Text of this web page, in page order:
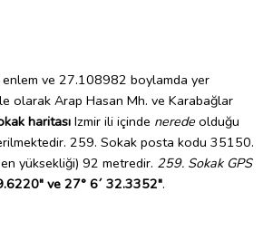
ve 27.108982 boylamda yer
olarak Arap Hasan Mh. ve Karabağlar
haritası Izmir ili içinde nerede olduğu
259. Sokak posta kodu 35150.
yüksekliği) 92 metredir. 259. Sokak GPS
ve 27° 6´ 32.3352".